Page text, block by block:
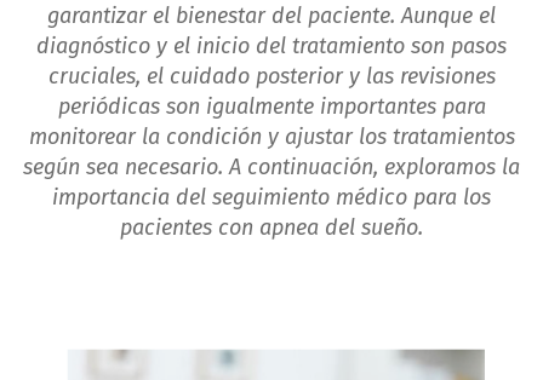
garantizar el bienestar del paciente. Aunque el
diagnóstico y el inicio del tratamiento son pasos
cruciales, el cuidado posterior y las revisiones
periódicas son igualmente importantes para
monitorear la condición y ajustar los tratamientos
según sea necesario. A continuación, exploramos la
importancia del seguimiento médico para los
pacientes con apnea del sueño.